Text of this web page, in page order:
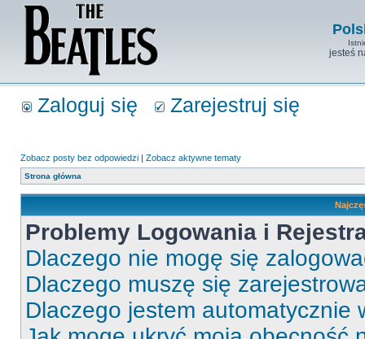
jesteś
Zaloguj się Zarejestruj się
Zobacz posty bez odpowiedzi | Zobacz aktywne tematy
Strona główna
Problemy Logowania i
Dlaczego nie mogę się
Dlaczego muszę się
Dlaczego jestem automatycznie